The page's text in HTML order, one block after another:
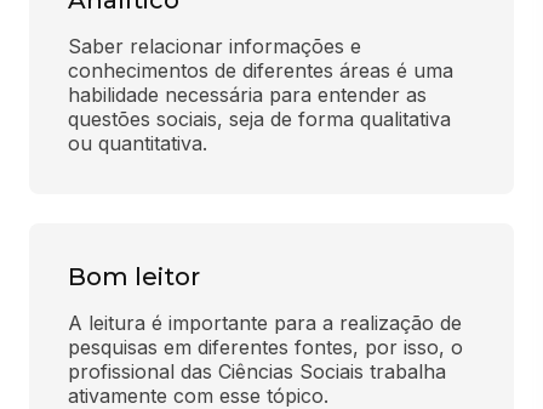
Saber relacionar informações e
conhecimentos de diferentes áreas é uma
habilidade necessária para entender as
questões sociais, seja de forma qualitativa
ou quantitativa.
Bom leitor
A leitura é importante para a realização de
pesquisas em diferentes fontes, por isso, o
profissional das Ciências Sociais trabalha
ativamente com esse tópico.